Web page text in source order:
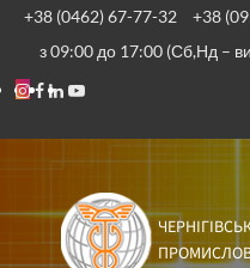
+38 (0462) 67-77-32 +38
з 09:00 до 17:00 (Сб,Нд –